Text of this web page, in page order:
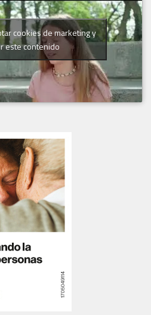
cookies de marketing y
este contenido